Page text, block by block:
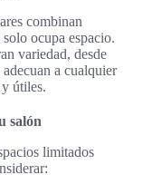
combinan
ocupa espacio.
variedad, desde
a cualquier
útiles.
salón
limitados